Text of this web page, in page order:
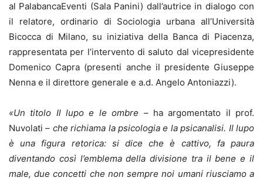
al PalabancaEventi (Sala Panini) dall’autrice in dialogo con
il relatore, ordinario di Sociologia urbana all’Università
Bicocca di Milano, su iniziativa della Banca di Piacenza,
rappresentata per l’intervento di saluto dal vicepresidente
Domenico Capra (presenti anche il presidente Giuseppe
Nenna e il direttore generale e a.d. Angelo Antoniazzi).
«Un titolo Il lupo e le ombre – ha argomentato il prof.
Nuvolati – che richiama la psicologia e la psicanalisi. Il lupo
è una figura retorica: si dice che è cattivo, fa paura
diventando così l’emblema della divisione tra il bene e il
male, due concetti che non sempre noi umani riusciamo a